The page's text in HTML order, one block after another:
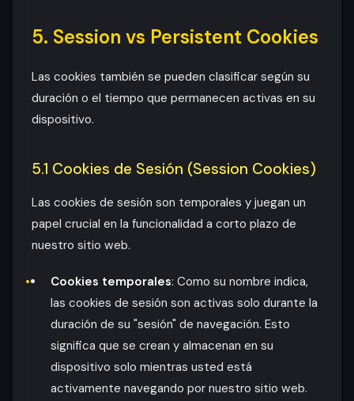
5. Session vs Persistent Cookies
Las cookies también se pueden clasificar según su
duración o el tiempo que permanecen activas en su
dispositivo.
5.1 Cookies de Sesión (Session Cookies)
Las cookies de sesión son temporales y juegan un
papel crucial en la funcionalidad a corto plazo de
nuestro sitio web.
Cookies temporales: Como su nombre indica,
las cookies de sesión son activas solo durante la
duración de su "sesión" de navegación. Esto
significa que se crean y almacenan en su
dispositivo solo mientras usted está
activamente navegando por nuestro sitio web.